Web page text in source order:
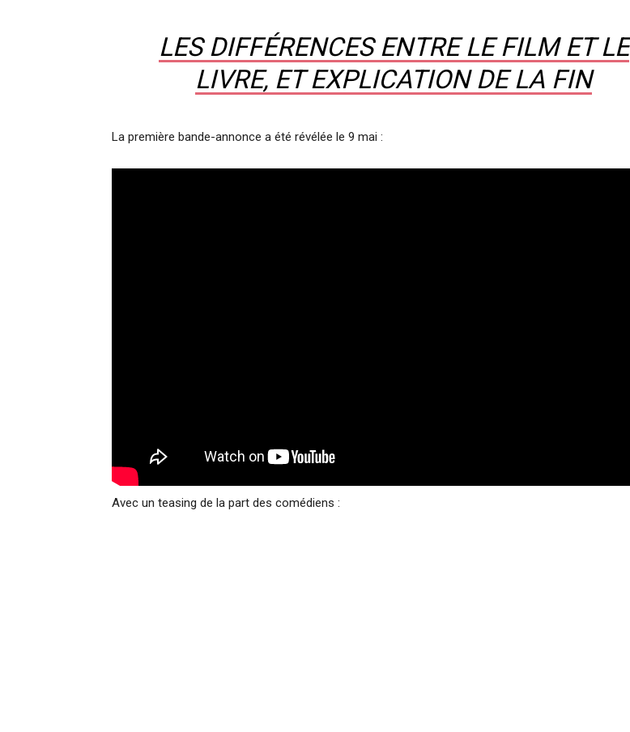
LES DIFFÉRENCES ENTRE LE FILM ET LE
LIVRE, ET EXPLICATION DE LA FIN
La première bande-annonce a été révélée le 9 mai :
Avec un teasing de la part des comédiens :